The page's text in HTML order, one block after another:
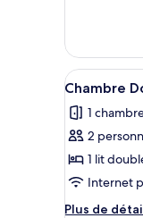
non-
fumeurs
(Separate
Twin)
le
type
de
Chambre
Triple,
fumeurs
(Separate
Afficher
toutes
les
photos
pour
ce
type
13
Chambre
1
2
1 lit
Internet
Plus de
Plus